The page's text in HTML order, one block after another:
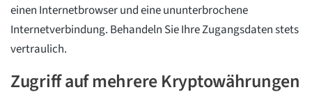
einen Internetbrowser und eine ununterbrochene
Internetverbindung. Behandeln Sie Ihre Zugangsdaten stets
vertraulich.
Zugriff auf mehrere Kryptowährungen